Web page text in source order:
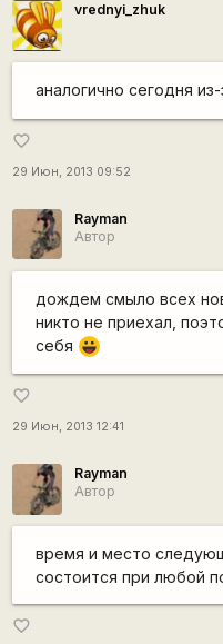
vrednyi_zhuk
аналогично сегодня
favorite_border
29 Июн, 2013 09:52
Rаyman
Автор
дождем смыло всех
никто не приехал,
себя |-))
favorite_border
29 Июн, 2013 12:41
Rаyman
Автор
время и место
состоится при любой
favorite_border